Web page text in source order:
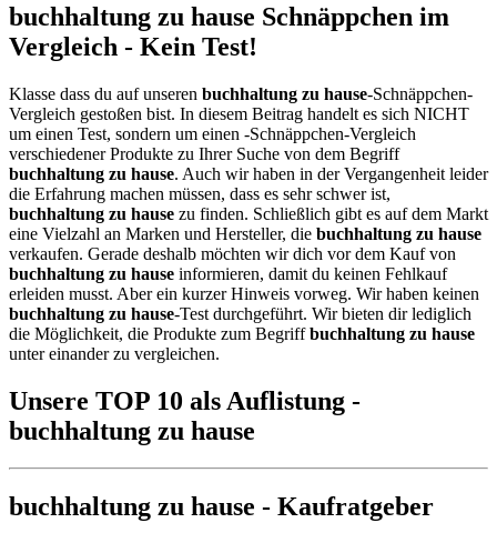
buchhaltung zu hause Schnäppchen im
Vergleich - Kein Test!
Klasse dass du auf unseren buchhaltung zu hause-Schnäppchen-
Vergleich gestoßen bist. In diesem Beitrag handelt es sich NICHT
um einen Test, sondern um einen -Schnäppchen-Vergleich
verschiedener Produkte zu Ihrer Suche von dem Begriff
buchhaltung zu hause. Auch wir haben in der Vergangenheit leider
die Erfahrung machen müssen, dass es sehr schwer ist,
buchhaltung zu hause zu finden. Schließlich gibt es auf dem Markt
eine Vielzahl an Marken und Hersteller, die buchhaltung zu hause
verkaufen. Gerade deshalb möchten wir dich vor dem Kauf von
buchhaltung zu hause informieren, damit du keinen Fehlkauf
erleiden musst. Aber ein kurzer Hinweis vorweg. Wir haben keinen
buchhaltung zu hause-Test durchgeführt. Wir bieten dir lediglich
die Möglichkeit, die Produkte zum Begriffbuchhaltung zu hause
unter einander zu vergleichen.
Unsere TOP 10 als Auflistung -
buchhaltung zu hause
buchhaltung zu hause - Kaufratgeber